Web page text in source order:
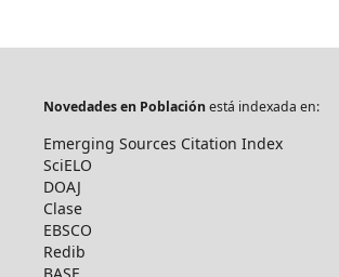
Novedades en Poblaciónestá indexada en:
Emerging Sources Citation Index
SciELO
DOAJ
Clase
EBSCO
Redib